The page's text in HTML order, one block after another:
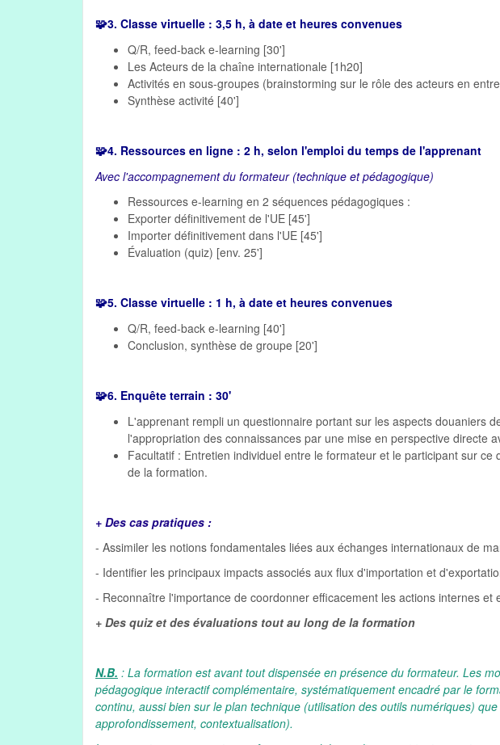
🧩3. Classe virtuelle : 3,5 h, à date et heures convenues
Q/R, feed-back e-learning [30']
Les Acteurs de la chaîne internationale [1h20]
Activités en sous-groupes (brainstorming sur le rôle des acteurs en
Synthèse activité [40']
🧩4. Ressources en ligne : 2 h, selon l'emploi du temps de l'apprenant
Avec l'accompagnement du formateur (technique et pédagogique)
Ressources e-learning en 2 séquences pédagogiques :
Exporter définitivement de l'UE [45']
Importer définitivement dans l'UE [45']
Évaluation (quiz) [env. 25']
🧩5. Classe virtuelle : 1 h, à date et heures convenues
Q/R, feed-back e-learning [40']
Conclusion, synthèse de groupe [20']
🧩6. Enquête terrain : 30'
L'apprenant rempli un questionnaire portant sur les aspects douaniers
l'appropriation des connaissances par une mise en perspective directe
Facultatif : Entretien individuel entre le formateur et le participant sur
de la formation.
+ Des cas pratiques :
- Assimiler les notions fondamentales liées aux échanges internationaux de
- Identifier les principaux impacts associés aux flux d'importation et
- Reconnaître l'importance de coordonner efficacement les actions internes et
+ Des quiz et des évaluations tout au long de la formation
N.B. : La formation est avant tout dispensée en présence du formateur. Les
pédagogique interactif complémentaire, systématiquement encadré par le
continu, aussi bien sur le plan technique (utilisation des outils numériques)
approfondissement, contextualisation).